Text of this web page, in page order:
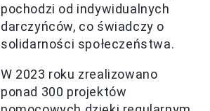
pochodzi od indywidualnych
darczyńców, co świadczy o
solidarności społeczeństwa.
W 2023 roku zrealizowano
ponad 300 projektów